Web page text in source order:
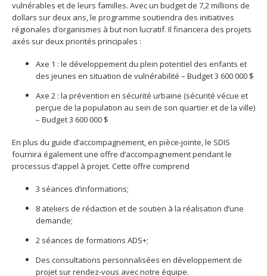
vulnérables et de leurs familles. Avec un budget de 7,2 millions de
dollars sur deux ans, le programme soutiendra des initiatives
régionales d’organismes à but non lucratif. Il financera des projets
axés sur deux priorités principales :
Axe 1 : le développement du plein potentiel des enfants et
des jeunes en situation de vulnérabilité – Budget 3 600 000 $
Axe 2 : la prévention en sécurité urbaine (sécurité vécue et
perçue de la population au sein de son quartier et de la ville)
– Budget 3 600 000 $
En plus du guide d’accompagnement, en pièce-jointe, le SDIS
fournira également une offre d’accompagnement pendant le
processus d’appel à projet. Cette offre comprend
3 séances d’informations;
8 ateliers de rédaction et de soutien à la réalisation d’une
demande;
2 séances de formations ADS+;
Des consultations personnalisées en développement de
projet sur rendez-vous avec notre équipe.